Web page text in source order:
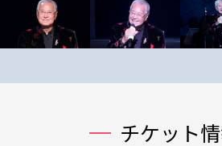
チケット